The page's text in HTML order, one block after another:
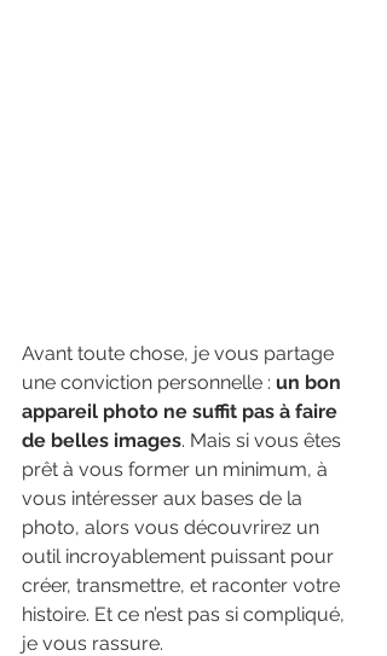
Avant toute chose, je vous partage
une conviction personnelle : un bon
appareil photo ne suffit pas à faire
de belles images. Mais si vous êtes
prêt à vous former un minimum, à
vous intéresser aux bases de la
photo, alors vous découvrirez un
outil incroyablement puissant pour
créer, transmettre, et raconter votre
histoire. Et ce n’est pas si compliqué,
je vous rassure.